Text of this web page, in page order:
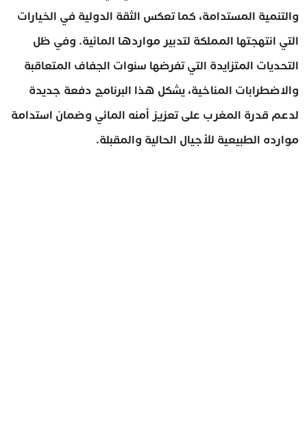
والتنمية المستدامة، كما تعكس الثقة الدولية في الخيارات
التي انتهجتها المملكة لتدبير مواردها المائية. وفي ظل
التحديات المتزايدة التي تفرضها سنوات الجفاف المتعاقبة
والاضطرابات المناخية، يشكل هذا البرنامج دفعة جديدة
لدعم قدرة المغرب على تعزيز أمنه المائي وضمان استدامة
موارده الطبيعية للأجيال الحالية والمقبلة.